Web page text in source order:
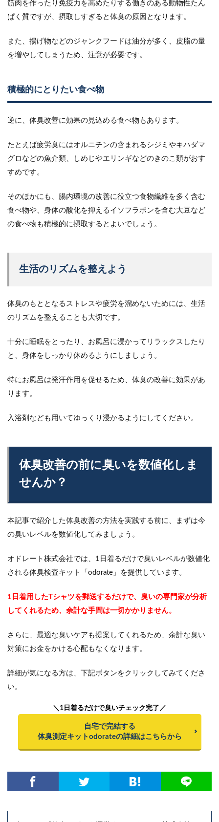
筋肉を作ったり免疫力を高めたりする働きのある動物性たん
ぱく質ですが、摂取しすぎると体臭の原因となります。
また、揚げ物などのジャンクフードは油分が多く、皮脂の量
を増やしてしまうため、注意が必要です。
積極的にとりたい食べ物
逆に、体臭改善に効果の見込める食べ物もあります。
たとえば疲労臭にはオルニチンの含まれるシジミやキハダマ
グロなどの魚介類、しめじやエリンギなどのきのこ類がおす
すめです。
そのほかにも、腸内環境の改善に役立つ食物繊維を多く含む
食べ物や、身体の酸化を抑えるイソフラボンを含む大豆など
の食べ物も積極的に摂取するとよいでしょう。
生活のリズムを整えよう
体臭のもととなるストレスや疲労を溜めないためには、生活
のリズムを整えることも大切です。
十分に睡眠をとったり、お風呂に浸かってリラックスしたり
と、身体をしっかり休めるようにしましょう。
特にお風呂は発汗作用を促せるため、体臭の改善に効果があ
ります。
入浴剤なども用いてゆっくり浸かるようにしてください。
体臭改善の前に臭いを数値化しま
せんか？
本記事で紹介した体臭改善の方法を実践する前に、まずは今
の臭いレベルを数値化してみましょう。
オドレート株式会社では、1日着るだけで臭いレベルが数値化
される体臭検査キット「odorate」を提供しています。
1日着用したTシャツを郵送するだけで、臭いの専門家が分析
してくれるため、余計な手間は一切かかりません。
さらに、最適な臭いケアも提案してくれるため、余計な臭い
対策にお金をかける心配もなくなります。
詳細が気になる方は、下記ボタンをクリックしてみてくださ
い。
＼1日着るだけで臭いチェック完了／
自宅で完結する
体臭測定キットodorateの詳細はこちらから